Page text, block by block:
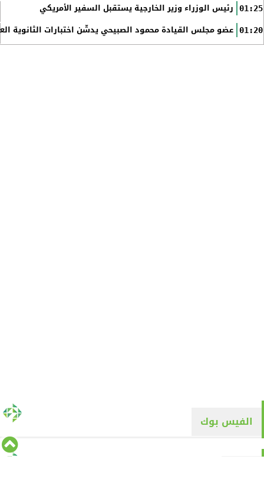
01:25 رئيس الوزراء وزير الخارجية يستقبل السفير الأمريكي
01:20 عضو مجلس القيادة محمود الصبيحي يدشّن اختبارات الثانوية
الفيس بوك